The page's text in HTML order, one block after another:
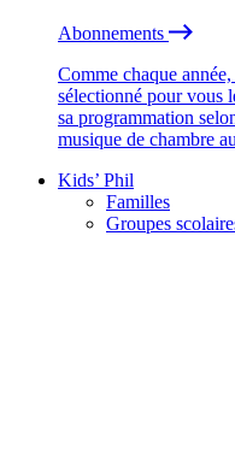
Abonnements
Comme chaque
sélectionné pour vous
sa programmation
musique de chambre
Kids’ Phil
Familles
Groupes